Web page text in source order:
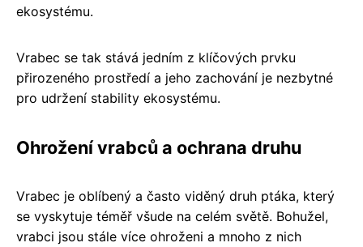
ekosystému.
Vrabec se tak stává jedním z klíčových prvku
přirozeného prostředí a jeho zachování je nezbytné
pro udržení stability ekosystému.
Ohrožení vrabců a ochrana druhu
Vrabec je oblíbený a často viděný druh ptáka, který
se vyskytuje téměř všude na celém světě. Bohužel,
vrabci jsou stále více ohroženi a mnoho z nich